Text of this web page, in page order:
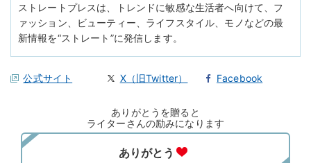
ストレートプレスは、トレンドに敏感な生活者へ向けて、フ
ァッション、ビューティー、ライフスタイル、モノなどの最
新情報を“ストレート”に発信します。
公式サイト X（旧Twitter） Facebook
ありがとうを贈ると
ライターさんの励みになります